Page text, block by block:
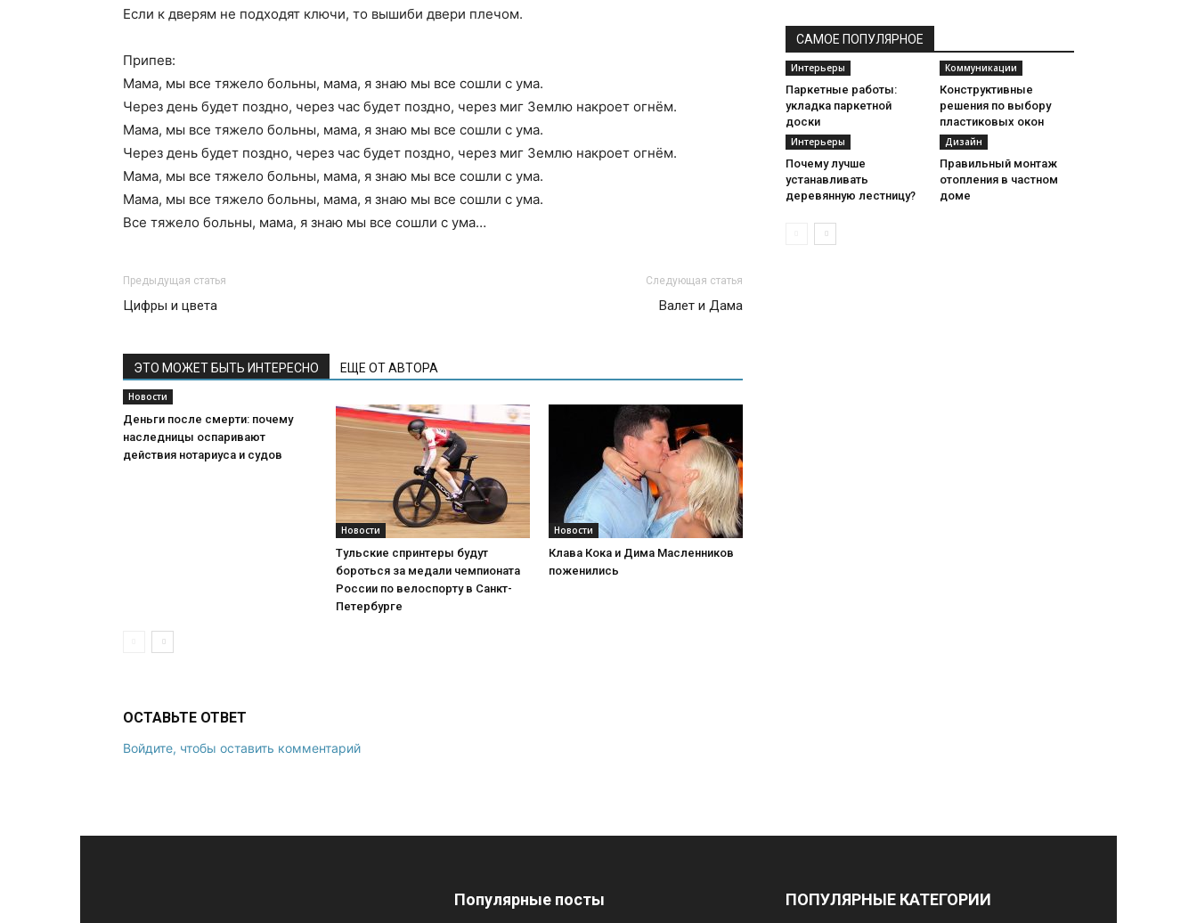
Если к дверям не подходят ключи, то вышиби двери плечом.
Припев:
Мама, мы все тяжело больны, мама, я знаю мы все сошли с ума.
Через день будет поздно, через час будет поздно, через миг Землю накроет огнём.
Мама, мы все тяжело больны, мама, я знаю мы все сошли с ума.
Через день будет поздно, через час будет поздно, через миг Землю накроет огнём.
Мама, мы все тяжело больны, мама, я знаю мы все сошли с ума.
Мама, мы все тяжело больны, мама, я знаю мы все сошли с ума.
Все тяжело больны, мама, я знаю мы все сошли с ума…
Предыдущая статья
Цифры и цвета
Следующая статья
Валет и Дама
ЭТО МОЖЕТ БЫТЬ ИНТЕРЕСНО ЕЩЕ ОТ АВТОРА
Новости
Деньги после смерти: почему
наследницы оспаривают
действия нотариуса и судов
Новости
Тульские спринтеры будут
бороться за медали чемпионата
России по велоспорту в Санкт-
Петербурге
Новости
Клава Кока и Дима Масленников
поженились
ОСТАВЬТЕ ОТВЕТ
Войдите, чтобы оставить комментарий
САМОЕ ПОПУЛЯРНОЕ
Интерьеры
Паркетные работы:
укладка паркетной
доски
Коммуникации
Конструктивные
решения по выбору
пластиковых окон
Интерьеры
Почему лучше
устанавливать
деревянную лестницу?
Дизайн
Правильный монтаж
отопления в частном
доме
Популярные посты ПОПУЛЯРНЫЕ КАТЕГОРИИ